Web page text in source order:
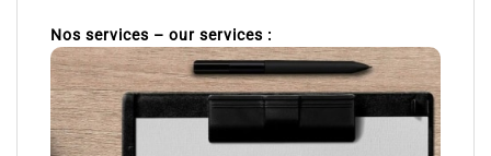
Nos services – our services :